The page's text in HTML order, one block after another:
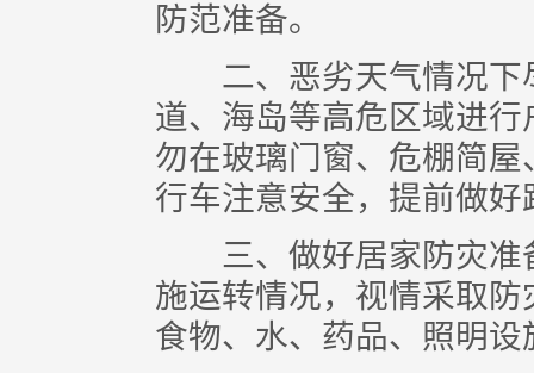
防范准备。
二、恶劣天气情况下
道、海岛等高危区域进
勿在玻璃门窗、危棚简
行车注意安全，提前做
三、做好居家防灾准
施运转情况，视情采取
食物、水、药品、照明